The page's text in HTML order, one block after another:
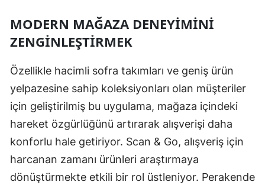
MODERN MAĞAZA DENEYIMINI
ZENGINLEŞTIRMEK
Özellikle hacimli sofra takımları ve geniş ürün
yelpazesine sahip koleksiyonları olan müşteriler
için geliştirilmiş bu uygulama, mağaza içindeki
hareket özgürlüğünü artırarak alışverişi daha
konforlu hale getiriyor. Scan & Go, alışveriş için
harcanan zamanı ürünleri araştırmaya
dönüştürmekte etkili bir rol üstleniyor. Perakende